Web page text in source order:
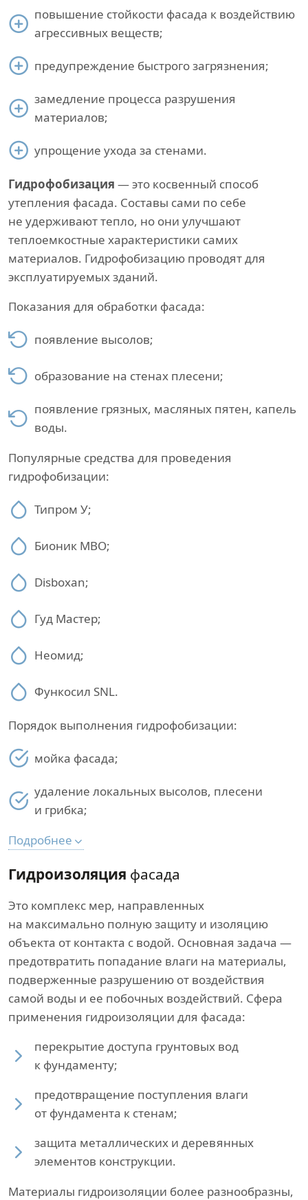
повышение стойкости фасада к воздействию
агрессивных веществ;
предупреждение быстрого загрязнения;
замедление процесса разрушения
материалов;
упрощение ухода за стенами.
Гидрофобизация — это косвенный способ
утепления фасада. Составы сами по себе
не удерживают тепло, но они улучшают
теплоемкостные характеристики самих
материалов. Гидрофобизацию проводят для
эксплуатируемых зданий.
Показания для обработки фасада:
появление высолов;
образование на стенах плесени;
появление грязных, масляных пятен, капель
воды.
Популярные средства для проведения
гидрофобизации:
Типром У;
Бионик МВО;
Disboxan;
Гуд Мастер;
Неомид;
Функосил SNL.
Порядок выполнения гидрофобизации:
мойка фасада;
удаление локальных высолов, плесени
и грибка;
Подробнее
Гидроизоляция фасада
Это комплекс мер, направленных
на максимально полную защиту и изоляцию
объекта от контакта с водой. Основная задача —
предотвратить попадание влаги на материалы,
подверженные разрушению от воздействия
самой воды и ее побочных воздействий. Сфера
применения гидроизоляции для фасада:
перекрытие доступа грунтовых вод
к фундаменту;
предотвращение поступления влаги
от фундамента к стенам;
защита металлических и деревянных
элементов конструкции.
Материалы гидроизоляции более разнообразны,